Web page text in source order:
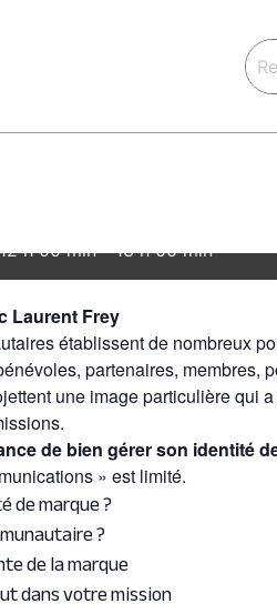
Vous de la
h 00 min-13 h 00 min
Laurent Frey
établissent de nombreux
partenaires, membres,
une image particulière qui
de bien gérer son identité
» est limité.
de marque ?
?
de la marque
dans votre mission